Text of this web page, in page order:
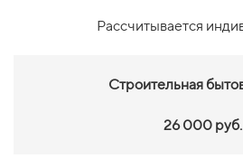
Рассчитывается
Строительная
26 000 руб.